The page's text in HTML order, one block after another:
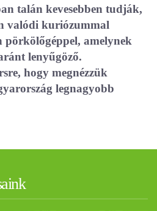
talán kevesebben tudják,
valódi kuriózummal
amelynek
lenyűgöző.
hogy megnézzük
legnagyobb